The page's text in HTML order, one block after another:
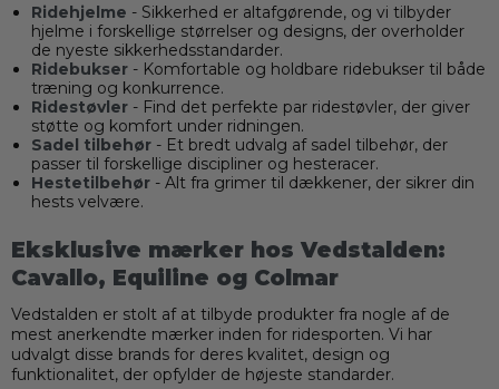
Ridehjelme - Sikkerhed er altafgørende, og vi tilbyder
hjelme i forskellige størrelser og designs, der overholder
de nyeste sikkerhedsstandarder.
Ridebukser- Komfortable og holdbare ridebukser til både
træning og konkurrence.
Ridestøvler- Find det perfekte par ridestøvler, der giver
støtte og komfort under ridningen.
Sadel tilbehør- Et bredt udvalg af sadel tilbehør, der
passer til forskellige discipliner og hesteracer.
Hestetilbehør- Alt fra grimer til dækkener, der sikrer din
hests velvære.
Eksklusive mærker hos Vedstalden:
Cavallo, Equiline og Colmar
Vedstalden er stolt af at tilbyde produkter fra nogle af de
mest anerkendte mærker inden for ridesporten. Vi har
udvalgt disse brands for deres kvalitet, design og
funktionalitet, der opfylder de højeste standarder.